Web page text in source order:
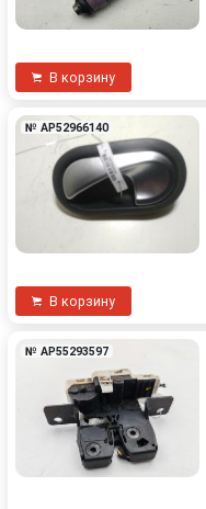
В корзину
№ AP52966140
В корзину
№ AP55293597